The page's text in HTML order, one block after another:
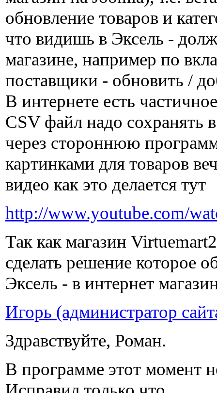
обновление товаров и
что видишь в Эксель -
магазине, например по
поставщики - обновить /
В интернете есть
CSV файл надо сохранять
через стороннюю
картинками для товаров
видео как это делается тут
http://www.youtube.com/
Так как магазин
сделать решение которое
Эксель - в интернет
Игорь (администратор
Здравствуйте, Роман.
В программе этот момент